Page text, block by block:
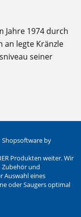
Jahre 1974 durch
an legte Kränzle
seiner
Shopsoftware by
Produkten weiter. Wir
Zubehör und
Auswahl eines
oder Saugers optimal